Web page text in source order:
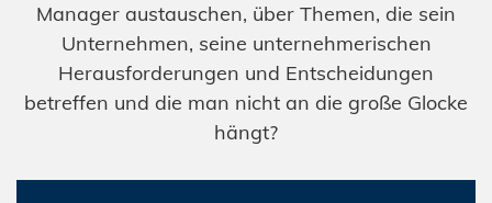
Manager austauschen, über Themen, die sein
Unternehmen, seine unternehmerischen
Herausforderungen und Entscheidungen
betreffen und die man nicht an die große Glocke
hängt?